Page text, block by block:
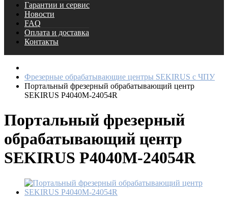
Гарантии и сервис
Новости
FAQ
Оплата и доставка
Контакты
Фрезерные обрабатывающие центры SEKIRUS с ЧПУ
Портальный фрезерный обрабатывающий центр
SEKIRUS P4040M-24054R
Портальный фрезерный
обрабатывающий центр
SEKIRUS P4040M-24054R